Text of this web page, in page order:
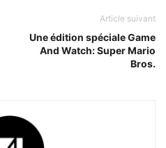
Article suivant
Une édition spéciale Game
And Watch: Super Mario
Bros.